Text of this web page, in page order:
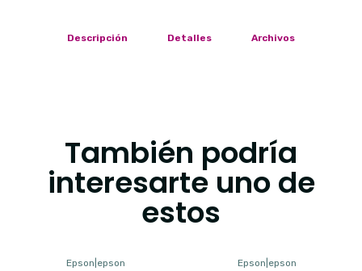
Descripción Detalles Archivos
También podría
interesarte uno de
estos
Epson epson Epson epson